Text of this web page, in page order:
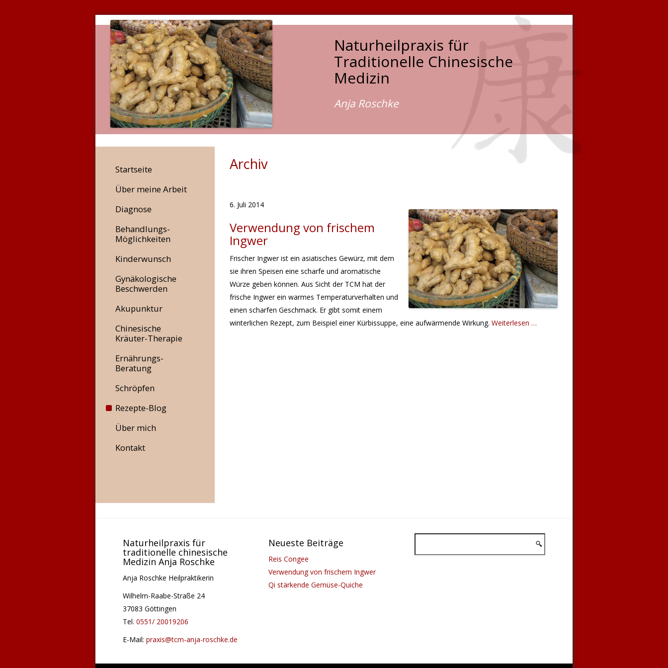
Naturheilpraxis für
Traditionelle Chinesische
Medizin
Anja Roschke
Startseite
Über meine Arbeit
Diagnose
Behandlungs-
Möglichkeiten
Kinderwunsch
Gynäkologische
Beschwerden
Akupunktur
Chinesische
Kräuter-Therapie
Ernährungs-
Beratung
Schröpfen
Rezepte-Blog
Über mich
Kontakt
Archiv
6. Juli 2014
Verwendung von frischem
Ingwer
Frischer Ingwer ist ein asiatisches Gewürz, mit dem
sie ihren Speisen eine scharfe und aromatische
Würze geben können. Aus Sicht der TCM hat der
frische Ingwer ein warmes Temperaturverhalten und
einen scharfen Geschmack. Er gibt somit einem
winterlichen Rezept, zum Beispiel einer Kürbissuppe, eine aufwärmende Wirkung. Weiterlesen …
Naturheilpraxis für
traditionelle chinesische
Medizin Anja Roschke
Anja Roschke Heilpraktikerin
Wilhelm-Raabe-Straße 24
37083 Göttingen
Tel. 0551/ 20019206
E-Mail: praxis@tcm-anja-roschke.de
Neueste Beiträge
Reis Congee
Verwendung von frischem Ingwer
Qi stärkende Gemüse-Quiche